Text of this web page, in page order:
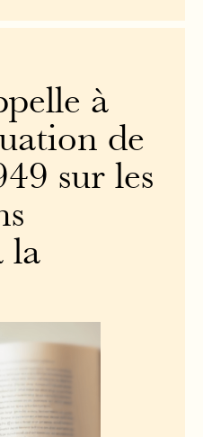
à
de
sur les
la